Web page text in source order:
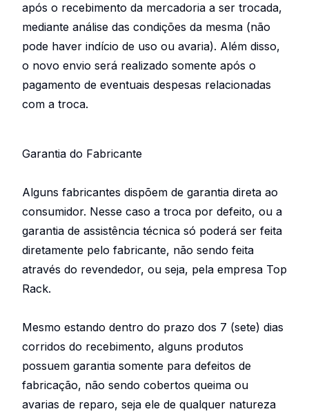
após o recebimento da mercadoria a ser trocada,
mediante análise das condições da mesma (não
pode haver indício de uso ou avaria). Além disso,
o novo envio será realizado somente após o
pagamento de eventuais despesas relacionadas
com a troca.
Garantia do Fabricante
Alguns fabricantes dispõem de garantia direta ao
consumidor. Nesse caso a troca por defeito, ou a
garantia de assistência técnica só poderá ser feita
diretamente pelo fabricante, não sendo feita
através do revendedor, ou seja, pela empresa Top
Rack.
Mesmo estando dentro do prazo dos 7 (sete) dias
corridos do recebimento, alguns produtos
possuem garantia somente para defeitos de
fabricação, não sendo cobertos queima ou
avarias de reparo, seja ele de qualquer natureza